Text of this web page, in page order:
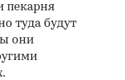
пекарня
туда будут
они